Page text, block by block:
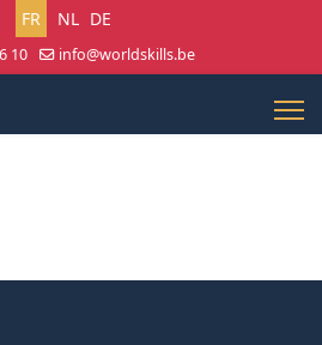
Sélectionnez votre langue
FR NL DE
10
info@worldskills.be